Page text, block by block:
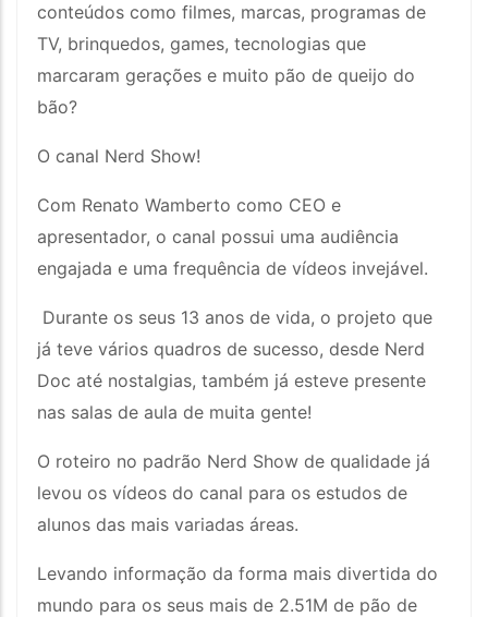
conteúdos como filmes, marcas, programas de
TV, brinquedos, games, tecnologias que
marcaram gerações e muito pão de queijo do
bão?
O canal Nerd Show!
Com Renato Wamberto como CEO e
apresentador, o canal possui uma audiência
engajada e uma frequência de vídeos invejável.
Durante os seus 13 anos de vida, o projeto que
já teve vários quadros de sucesso, desde Nerd
Doc até nostalgias, também já esteve presente
nas salas de aula de muita gente!
O roteiro no padrão Nerd Show de qualidade já
levou os vídeos do canal para os estudos de
alunos das mais variadas áreas.
Levando informação da forma mais divertida do
mundo para os seus mais de 2.51M de pão de